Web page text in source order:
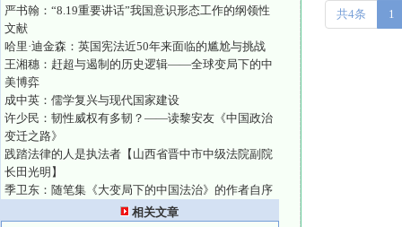
严书翰：“8.19重要讲话”我国意识形态工作的纲领性
文献
哈里·迪金森：英国宪法近50年来面临的尴尬与挑战
王湘穗：赶超与遏制的历史逻辑——全球变局下的中
美博弈
成中英：儒学复兴与现代国家建设
许少民：韧性威权有多韧？——读黎安友《中国政治
变迁之路》
践踏法律的人是执法者【山西省晋中市中级法院副院
长田光明】
季卫东：随笔集《大变局下的中国法治》的作者自序
相关文章
共4条 1